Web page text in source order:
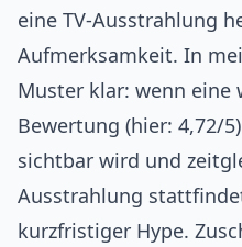
eine TV-Ausstrahlung
Aufmerksamkeit. In
Muster klar: wenn eine
Bewertung (hier: 4,72/
sichtbar wird und
Ausstrahlung
kurzfristiger Hype.